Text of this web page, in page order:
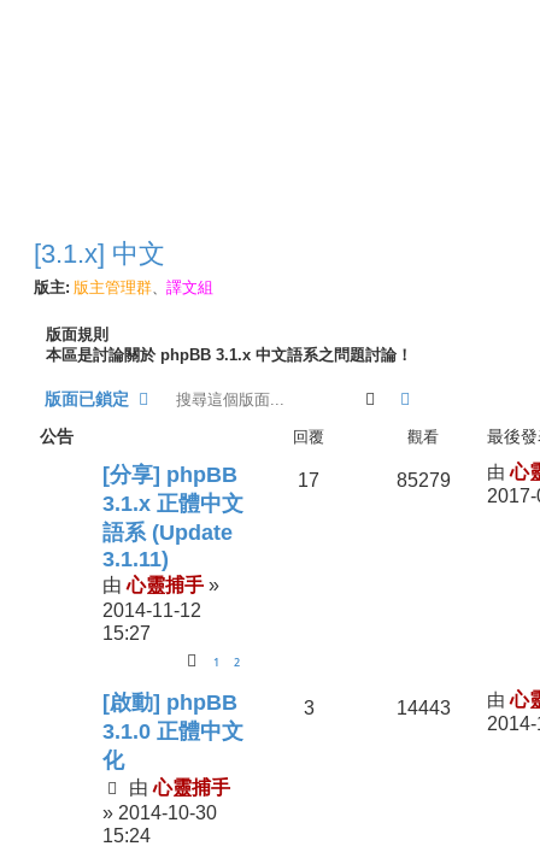
[3.1.x] 中文
版主: 版主管理群 譯文組
版面規則
本區是討論關於 phpBB 3.1.x 中文語系之問題討論！
版面已鎖定 搜尋
公告 回覆 觀看 最後
[分享] phpBB
3.1.x 正體中文
語系 (Update
3.1.11)
由心靈捕手 »
2014-11-12
15:27
1 2
17 85279 由心
[啟動] phpBB
3.1.0 正體中文
化
由心靈捕手
» 2014-10-30
15:24
3 14443 由心